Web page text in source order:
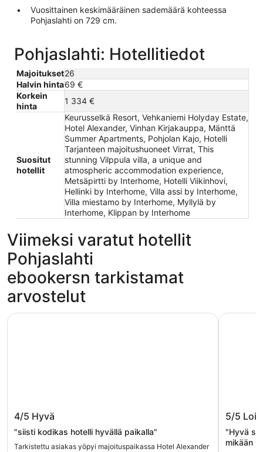
Vuosittainen keskimääräinen sademäärä kohteessa
Pohjaslahti on 729 cm.
Pohjaslahti: Hotellitiedot
Majoitukset26
Halvin hinta69 €
Korkein
hinta
1 334 €
Suositut
hotellit
Keurusselkä Resort, Vehkaniemi Holyday Estate,
Hotel Alexander, Vinhan Kirjakauppa, Mänttä
Summer Apartments, Pohjolan Kajo, Hotelli
Tarjanteen majoitushuoneet Virrat, This
stunning Vilppula villa, a unique and
atmospheric accommodation experience,
Metsäpirtti by Interhome, Hotelli Viikinhovi,
Hellinki by Interhome, Villa assi by Interhome,
Villa miestamo by Interhome, Myllylä by
Interhome, Klippan by Interhome
Viimeksi varatut hotellit
Pohjaslahti
ebookersn tarkistamat
arvostelut
Hotel Alexander
4/5 Hyvä
"siisti kodikas hotelli hyvällä paikalla"
Tarkistettu asiakas yöpyi majoituspaikassa Hotel Alexander
Hotel Alexander
5/5
"Hyvä
mikään